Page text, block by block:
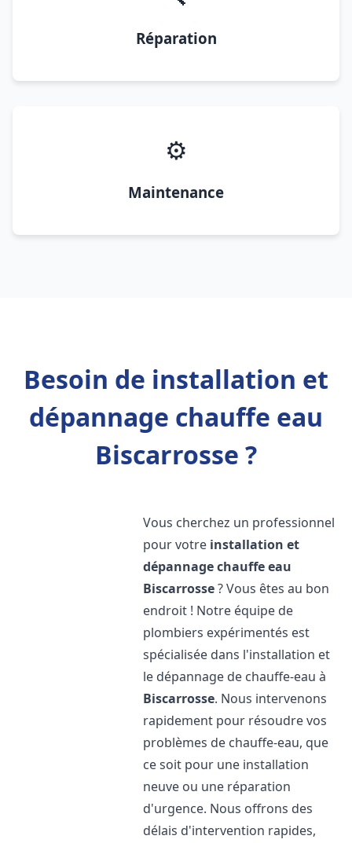
Réparation
⚙️
Maintenance
Besoin de installation et
dépannage chauffe eau
Biscarrosse ?
Vous cherchez un professionnel
pour votre installation et
dépannage chauffe eau
Biscarrosse? Vous êtes au bon
endroit ! Notre équipe de
plombiers expérimentés est
spécialisée dans l'installation et
le dépannage de chauffe-eau à
Biscarrosse. Nous intervenons
rapidement pour résoudre vos
problèmes de chauffe-eau, que
ce soit pour une installation
neuve ou une réparation
d'urgence. Nous offrons des
délais d'intervention rapides,